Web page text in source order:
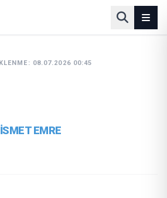
08.07.2026 00:45
EMRE